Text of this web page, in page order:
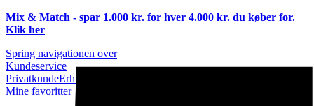
Mix & Match - spar 1.000 kr. for hver 4.000 kr. du køber for.
Klik her
Spring navigationen over
Kundeservice
PrivatkundeErhvervskunde
Mine favoritter